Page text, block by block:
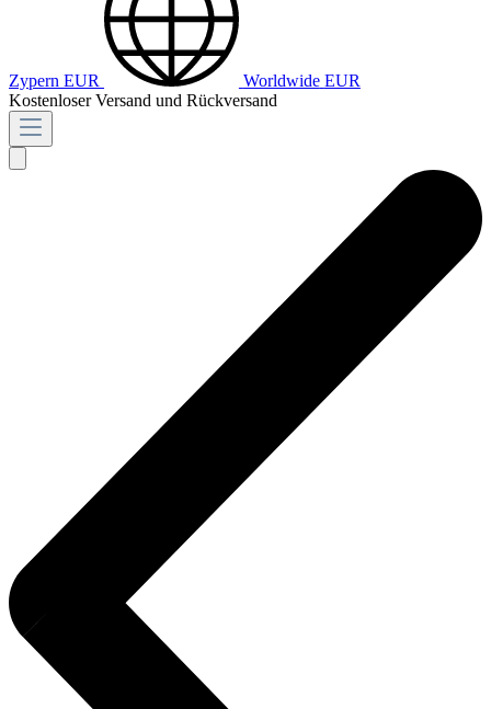
Zypern EUR Worldwide EUR
Kostenloser Versand und Rückversand